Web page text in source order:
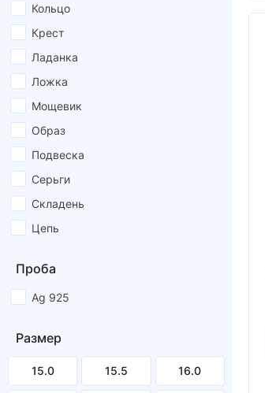
Кольцо
Крест
Ладанка
Ложка
Мощевик
Образ
Подвеска
Серьги
Складень
Цепь
Проба
Ag 925
Размер
15.0 15.5 16.0